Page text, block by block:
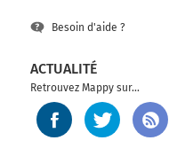
Besoin d'aide ?
ACTUALITÉ
Retrouvez Mappy sur...